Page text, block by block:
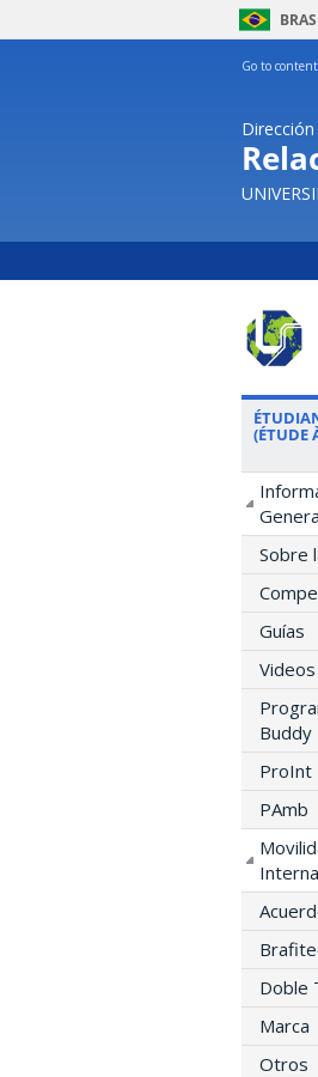
Go to content
Dirección
(ÉTUDE
Sobre
Guías
Videos
Buddy
ProInt
PAmb
Doble
Marca
Otros